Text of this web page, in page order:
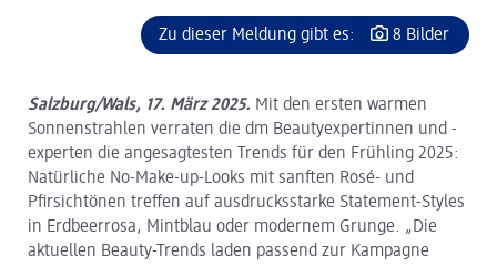
Zu dieser Meldung gibt es: 8 Bilder
Salzburg/Wals, 17. März 2025. Mit den ersten warmen
Sonnenstrahlen verraten die dm Beautyexpertinnen und -
experten die angesagtesten Trends für den Frühling 2025:
Natürliche No-Make-up-Looks mit sanften Rosé- und
Pfirsichtönen treffen auf ausdrucksstarke Statement-Styles
in Erdbeerrosa, Mintblau oder modernem Grunge. „Die
aktuellen Beauty-Trends laden passend zur Kampagne